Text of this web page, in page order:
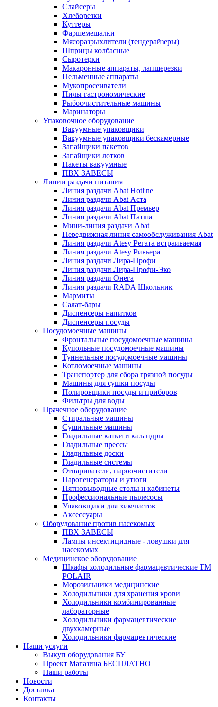
Слайсеры
Хлеборезки
Куттеры
Фаршемешалки
Мясоразрыхлители (тендерайзеры)
Шприцы колбасные
Сыротерки
Макаронные аппараты, лапшерезки
Пельменные аппараты
Мукопросеиватели
Пилы гастрономические
Рыбоочистительные машины
Маринаторы
Упаковочное оборудование
Вакуумные упаковщики
Вакуумные упаковщики бескамерные
Запайщики пакетов
Запайщики лотков
Пакеты вакуумные
ПВХ ЗАВЕСЫ
Линии раздачи питания
Линия раздачи Abat Hotline
Линия раздачи Abat Аста
Линия раздачи Abat Премьер
Линия раздачи Abat Патша
Мини-линия раздачи Abat
Передвижная линия самообслуживания Abat
Линия раздачи Atesy Регата встраиваемая
Линия раздачи Atesy Ривьера
Линия раздачи Лира-Профи
Линия раздачи Лира-Профи-Эко
Линия раздачи Онега
Линия раздачи RADA Школьник
Мармиты
Салат-бары
Диспенсеры напитков
Диспенсеры посуды
Посудомоечные машины
Фронтальные посудомоечные машины
Купольные посудомоечные машины
Туннельные посудомоечные машины
Котломоечные машины
Транспортер для сбора грязной посуды
Машины для сушки посуды
Полировщики посуды и приборов
Фильтры для воды
Прачечное оборудование
Стиральные машины
Сушильные машины
Гладильные катки и каландры
Гладильные прессы
Гладильные доски
Гладильные системы
Отпариватели, пароочистители
Парогенераторы и утюги
Пятновыводные столы и кабинеты
Профессиональные пылесосы
Упаковщики для химчисток
Аксессуары
Оборудование против насекомых
ПВХ ЗАВЕСЫ
Лампы инсектицидные - ловушки для
насекомых
Медицинское оборудование
Шкафы холодильные фармацевтические ТМ
POLAIR
Морозильники медицинские
Холодильники для хранения крови
Холодильники комбинированные
лабораторные
Холодильники фармацевтические
двухкамерные
Холодильники фармацевтические
Наши услуги
Выкуп оборудования БУ
Проект Магазина БЕСПЛАТНО
Наши работы
Новости
Доставка
Контакты